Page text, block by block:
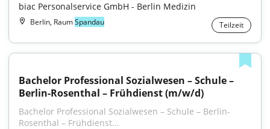
biac Personalservice GmbH - Berlin Medizin
Berlin, RaumSpandau Teilzeit
Bachelor Professional Sozialwesen – Schule –
Berlin-Rosenthal – Frühdienst (m/w/d)
Bachelor Professional Sozialwesen – Schule – Berlin-
Rosenthal – Frühdienst...